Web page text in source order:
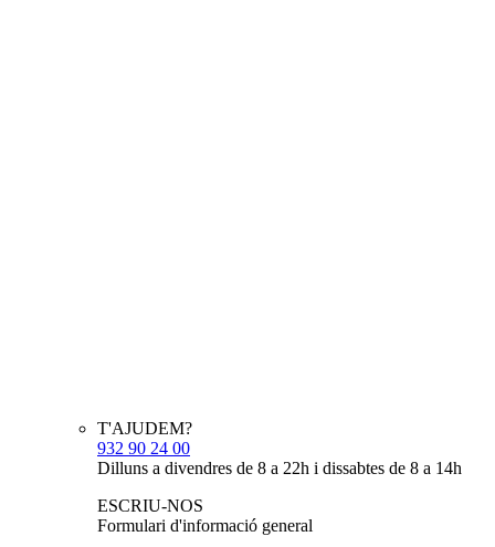
T'AJUDEM?
932 90 24 00
Dilluns a divendres de 8 a 22h i dissabtes de 8 a 14h
ESCRIU-NOS
Formulari d'informació general